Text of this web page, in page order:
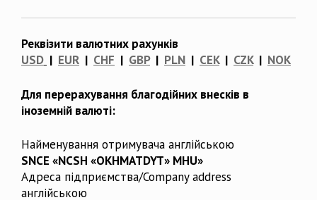
Реквізити валютних рахунків
USD | EUR | CHF | GBP| PLN | CEK| CZK| NOK
Для перерахування благодійних внесків в
іноземній валюті:
Найменування отримувача англійською
SNCE «NCSH «OKHMATDYT» MHU»
Адреса підприємства/Company address
англійською